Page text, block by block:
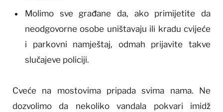
Molimo sve građane da, ako primijetite da
neodgovorne osobe uništavaju ili kradu cvijeće
i parkovni namještaj, odmah prijavite takve
slučajeve policiji.
Cveće na mostovima pripada svima nama. Ne
dozvolimo da nekoliko vandala pokvari imidž